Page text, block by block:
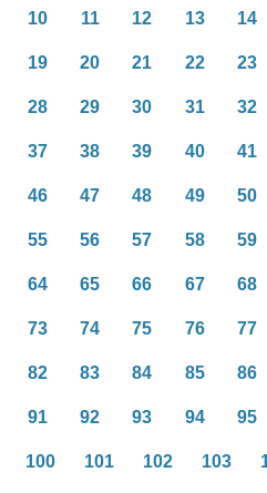
10 11 12 13 14
19 20 21 22 23
28 29 30 31 32
37 38 39 40 41
46 47 48 49 50
55 56 57 58 59
64 65 66 67 68
73 74 75 76 77
82 83 84 85 86
91 92 93 94 95
100 101 102 103